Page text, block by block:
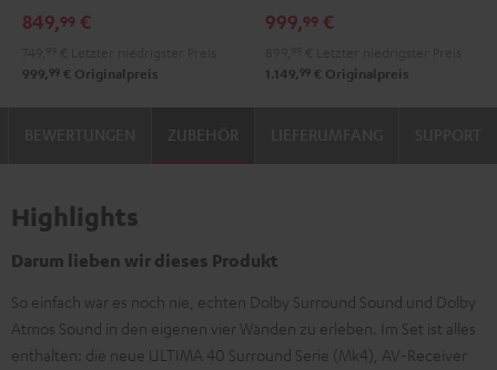
Schwarz
Weiß
Schwarz
849,99 €
999, 99 € Originalpreis
"5.1-
Schwarz
"5.1-
Weiß
999,99 €
1.149, 99 € Originalpreis
ZUBEHÖR
Highlights
Darum lieben wir dieses Produkt
So einfach war es noch nie, echten Dolby Surround Sound und Dolby
Atmos Sound in den eigenen vier Wänden zu erleben. Im Set ist alles
enthalten: die neue ULTIMA 40 Surround Serie (Mk4), AV-Receiver